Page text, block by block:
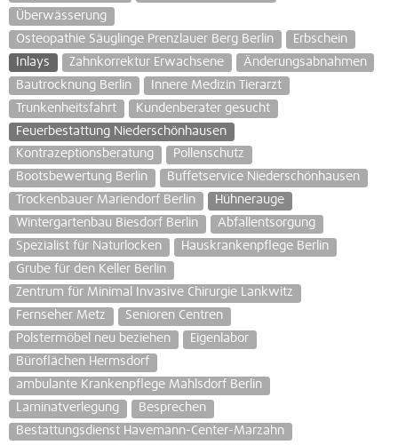
Überwässerung
Osteopathie Säuglinge Prenzlauer Berg Berlin
Erbschein
Inlays
Zahnkorrektur Erwachsene
Änderungsabnahmen
Bautrocknung Berlin
Innere Medizin Tierarzt
Trunkenheitsfahrt
Kundenberater gesucht
Feuerbestattung Niederschönhausen
Kontrazeptionsberatung
Pollenschutz
Bootsbewertung Berlin
Buffetservice Niederschönhausen
Trockenbauer Mariendorf Berlin
Hühnerauge
Wintergartenbau Biesdorf Berlin
Abfallentsorgung
Spezialist für Naturlocken
Hauskrankenpflege Berlin
Grube für den Keller Berlin
Zentrum für Minimal Invasive Chirurgie Lankwitz
Fernseher Metz
Senioren Centren
Polstermöbel neu beziehen
Eigenlabor
Büroflächen Hermsdorf
ambulante Krankenpflege Mahlsdorf Berlin
Laminatverlegung
Besprechen
Bestattungsdienst Havemann-Center-Marzahn